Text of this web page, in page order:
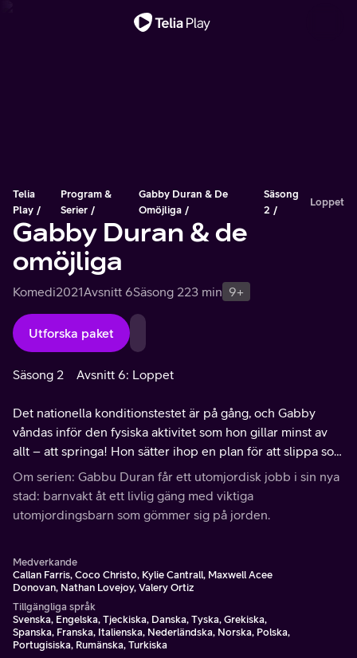
Telia
Play
Program &
Serier
Gabby Duran & De
Omöjliga
Säsong
2
Loppet
Gabby Duran & de
omöjliga
Komedi2021Avsnitt 6Säsong 223 min 9+
Utforska paket
Säsong 2 Avsnitt 6: Loppet
Det nationella konditionstestet är på gång, och Gabby
våndas inför den fysiska aktivitet som hon gillar minst av
allt – att springa! Hon sätter ihop en plan för att slippa som
orsakar förödelse för Swift.
Om serien: Gabbu Duran får ett utomjordisk jobb i sin nya
stad: barnvakt åt ett livlig gäng med viktiga
utomjordingsbarn som gömmer sig på jorden.
Medverkande
Callan Farris, Coco Christo, Kylie Cantrall, Maxwell Acee
Donovan, Nathan Lovejoy, Valery Ortiz
Tillgängliga språk
Svenska, Engelska, Tjeckiska, Danska, Tyska, Grekiska,
Spanska, Franska, Italienska, Nederländska, Norska, Polska,
Portugisiska, Rumänska, Turkiska